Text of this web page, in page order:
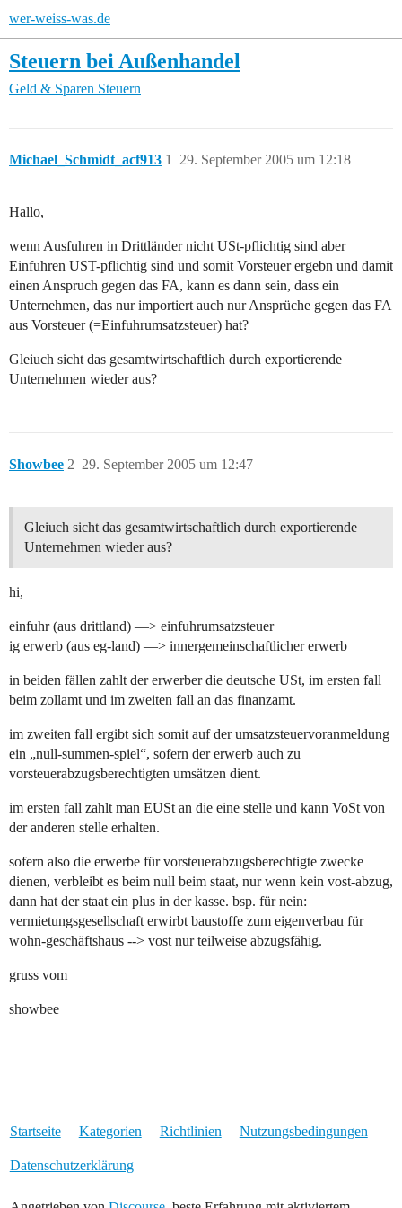
wer-weiss-was.de
Steuern bei Außenhandel
Geld & Sparen Steuern
Michael_Schmidt_acf913 29. September 2005 um 12:18
1
Hallo,
wenn Ausfuhren in Drittländer nicht USt-pflichtig sind aber
Einfuhren UST-pflichtig sind und somit Vorsteuer ergebn und damit
einen Anspruch gegen das FA, kann es dann sein, dass ein
Unternehmen, das nur importiert auch nur Ansprüche gegen das FA
aus Vorsteuer (=Einfuhrumsatzsteuer) hat?
Gleiuch sicht das gesamtwirtschaftlich durch exportierende
Unternehmen wieder aus?
Showbee 29. September 2005 um 12:47
2
Gleiuch sicht das gesamtwirtschaftlich durch exportierende
Unternehmen wieder aus?
hi,
einfuhr (aus drittland) —> einfuhrumsatzsteuer
ig erwerb (aus eg-land) —> innergemeinschaftlicher erwerb
in beiden fällen zahlt der erwerber die deutsche USt, im ersten fall
beim zollamt und im zweiten fall an das finanzamt.
im zweiten fall ergibt sich somit auf der umsatzsteuervoranmeldung
ein „null-summen-spiel“, sofern der erwerb auch zu
vorsteuerabzugsberechtigten umsätzen dient.
im ersten fall zahlt man EUSt an die eine stelle und kann VoSt von
der anderen stelle erhalten.
sofern also die erwerbe für vorsteuerabzugsberechtigte zwecke
dienen, verbleibt es beim null beim staat, nur wenn kein vost-abzug,
dann hat der staat ein plus in der kasse. bsp. für nein:
vermietungsgesellschaft erwirbt baustoffe zum eigenverbau für
wohn-geschäftshaus --> vost nur teilweise abzugsfähig.
gruss vom
showbee
Startseite Kategorien Richtlinien Nutzungsbedingungen
Datenschutzerklärung